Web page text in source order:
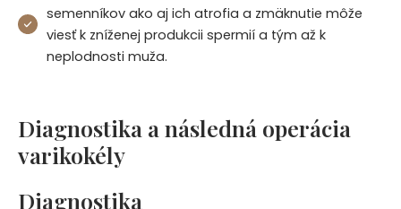
semenníkov ako aj ich atrofia a zmäknutie môže
viesť k zníženej produkcii spermií a tým až k
neplodnosti muža.
Diagnostika a následná operácia
varikokély
Diagnostika